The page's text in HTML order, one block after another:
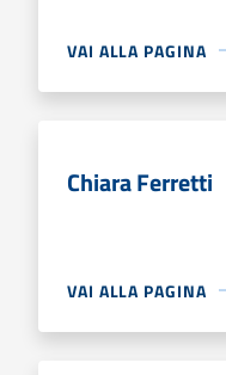
VAI ALLA PAGINA
Chiara Ferretti
VAI ALLA PAGINA